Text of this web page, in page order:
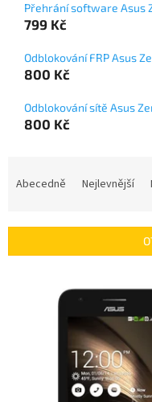
Přehrání software Asus
799 Kč
Odblokování FRP Asus
800 Kč
Odblokování sítě Asus
800 Kč
í
Abecedně Nejlevnější